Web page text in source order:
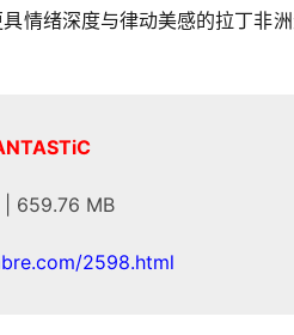
情绪深度与律动美感的拉丁非
659.76 MB
2598.html